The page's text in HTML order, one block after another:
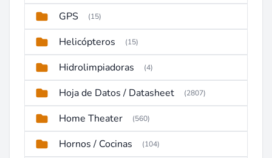
GPS (15)
Helicópteros (15)
Hidrolimpiadoras (4)
Hoja de Datos / Datasheet (2807)
Home Theater (560)
Hornos / Cocinas (104)